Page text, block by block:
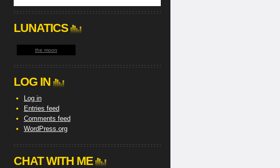
LUNATICS
the moon
LOG IN
Log in
Entries feed
Comments feed
WordPress.org
CHAT WITH ME